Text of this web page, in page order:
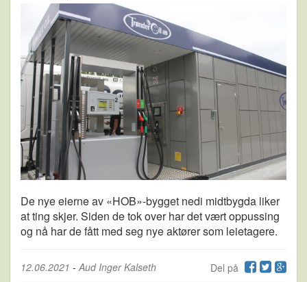
De nye eierne av «HOB»-bygget nedi midtbygda liker
at ting skjer. Siden de tok over har det vært oppussing
og nå har de fått med seg nye aktører som leietagere.
Del på
12.06.2021 -Aud Inger Kalseth